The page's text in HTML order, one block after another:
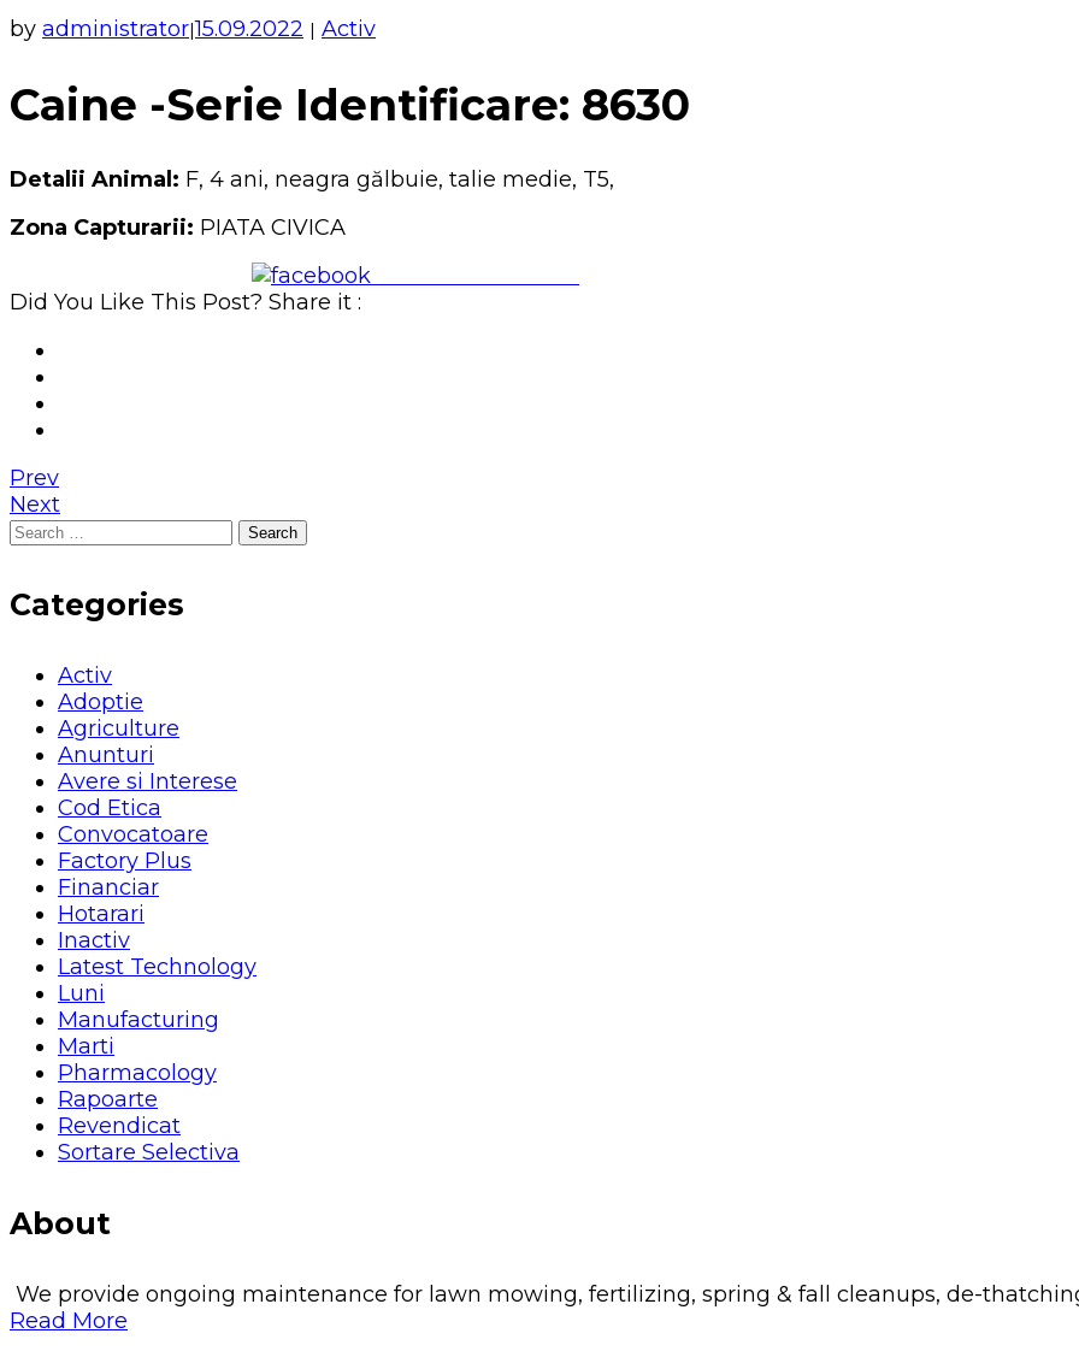
by administrator|15.09.2022 | Activ
Caine -Serie Identificare: 8630
Detalii Animal: F, 4 ani, neagra gălbuie, talie medie, T5,
Zona Capturarii: PIATA CIVICA
Did You Like This Post? Share it :
Prev
Next
Search
Categories
Activ
Adoptie
Agriculture
Anunturi
Avere si Interese
Cod Etica
Convocatoare
Factory Plus
Financiar
Hotarari
Inactiv
Latest Technology
Luni
Manufacturing
Marti
Pharmacology
Rapoarte
Revendicat
Sortare Selectiva
About
We provide ongoing maintenance for lawn mowing, fertilizing, spring & fall cleanups, de-
Read More